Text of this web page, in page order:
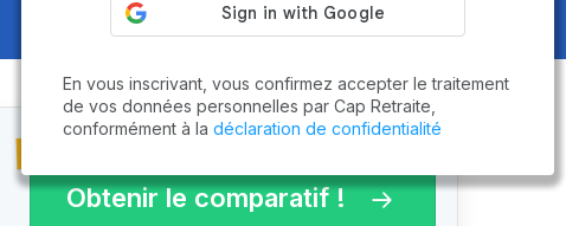
Obtenir le comparatif !
En vous inscrivant, vous confirmez accepter le traitement
de vos données personnelles par Cap Retraite,
conformément à la déclaration de confidentialité